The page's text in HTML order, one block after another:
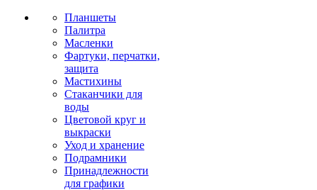
Планшеты
Палитра
Масленки
Фартуки, перчатки,
защита
Мастихины
Стаканчики для
воды
Цветовой круг и
выкраски
Уход и хранение
Подрамники
Принадлежности
для графики